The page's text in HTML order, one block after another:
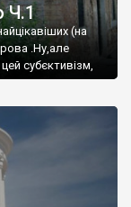
Ч.1
(на
.Ну,але
субєктивізм,